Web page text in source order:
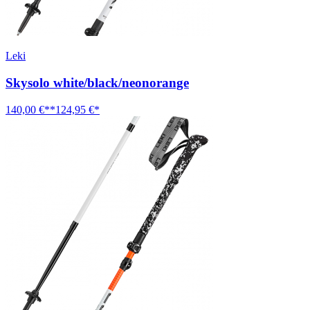
Leki
Skysolo white/black/neonorange
140,00 €**124,95 €*